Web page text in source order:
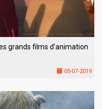
grands films d’animation
05-07-2019